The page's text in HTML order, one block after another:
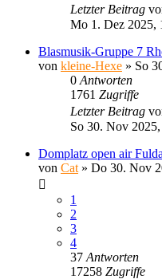
Letzter Beitrag
Mo 1. Dez 2025,
Blasmusik-Gruppe 7
von kleine-Hexe » So
0 Antworten
1761 Zugriffe
Letzter Beitrag
So 30. Nov
Domplatz open air Fulda
von Cat » Do 30. Nov
1
2
3
4
37 Antworten
17258 Zugriffe